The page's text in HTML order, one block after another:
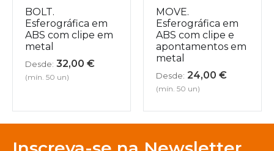
BOLT.
Esferográfica em
ABS com clipe em
metal
Desde: 32,00 €
(mín. 50 un)
MOVE.
Esferográfica em
ABS com clipe e
apontamentos em
metal
Desde: 24,00 €
(mín. 50 un)